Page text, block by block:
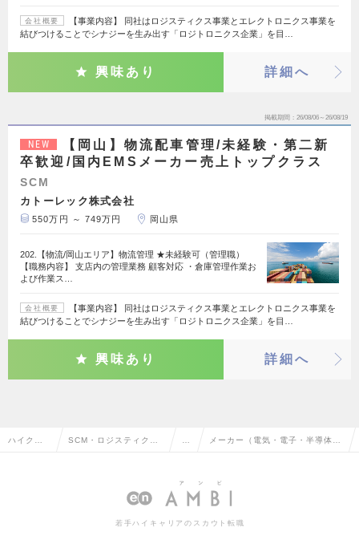
会社概要
【事業内容】 同社はロジスティクス事業とエレクトロニクス事業を
結びつけることでシナジーを生み出す「ロジトロニクス企業」を目…
興味あり 詳細へ
掲載期間 26/08/06～26/08/19
NEW
【岡山】物流配車管理/未経験・第二新
卒歓迎/国内EMSメーカー売上トップクラス
SCM
カトーレック株式会社
550万円 ～ 749万円 岡山県
202.【物流/岡山エリア】物流管理 ★未経験可（管理職）
【職務内容】 支店内の管理業務 顧客対応 ・倉庫管理作業お
よび作業ス…
会社概要
【事業内容】 同社はロジスティクス事業とエレクトロニクス事業を
結びつけることでシナジーを生み出す「ロジトロニクス企業」を目…
興味あり 詳細へ
ハイクラ SCM・ロジスティク
M
メーカー（電気・電子・半導体）
若手ハイキャリアのスカウト転職